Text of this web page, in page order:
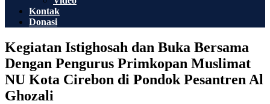
Kontak
Donasi
Kegiatan Istighosah dan Buka Bersama
Dengan Pengurus Primkopan Muslimat
NU Kota Cirebon di Pondok Pesantren Al
Ghozali